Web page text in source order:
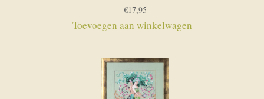
€17,95
Toevoegen aan winkelwagen